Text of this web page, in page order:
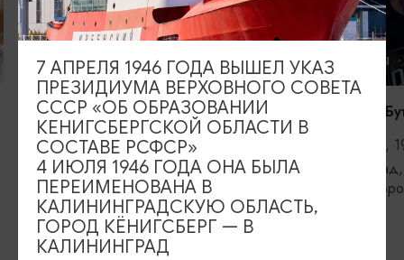
КОНЦЕРТЫ
RADIO TAPOK
04.09.2026, 20:00
Калининград, РК «Резиденция
королей»
КОНЦЕРТЫ
Константин
11.09.2026,
7 АПРЕЛЯ 1946 ГОДА ВЫШЕЛ УКАЗ
ПРЕЗИДИУМА ВЕРХОВНОГО СОВЕТА
СССР «ОБ ОБРАЗОВАНИИ
КЕНИГСБЕРГСКОЙ ОБЛАСТИ В
СОСТАВЕ РСФСР»
4 ИЮЛЯ 1946 ГОДА ОНА БЫЛА
ПЕРЕИМЕНОВАНА В
КАЛИНИНГРАДСКУЮ ОБЛАСТЬ,
ГОРОД КЁНИГСБЕРГ — В
КАЛИНИНГРАД